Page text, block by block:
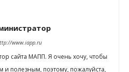
www.iapp.ru
сайта МАПП. Я очень хочу, чтобы
и полезным, поэтому, пожалуйста,